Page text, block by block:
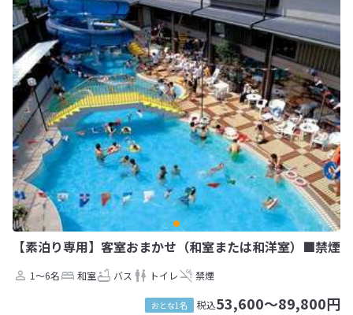
【素泊り専用】客室おまかせ（和室または和洋室）■禁煙
1～6名 和室 バス トイレ 禁煙
おとな1名 税込53,600～89,800円